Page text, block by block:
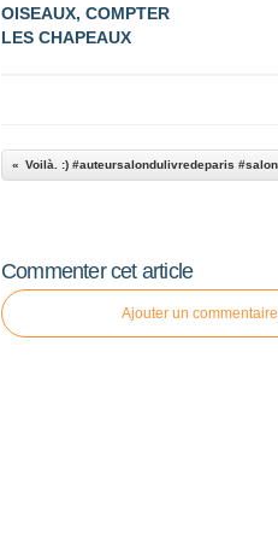
OISEAUX, COMPTER
LES CHAPEAUX
Commenter cet article
Ajouter un commentaire